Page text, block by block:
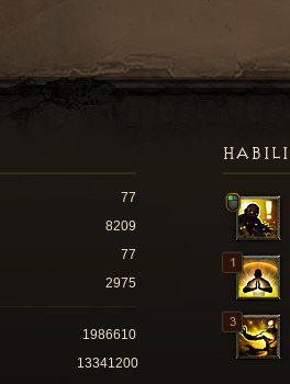
77
8209
77
2975
1986610
13341200